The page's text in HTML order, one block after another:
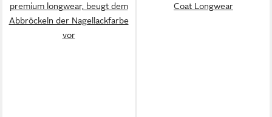
premium longwear, beugt dem
Abbröckeln der Nagellackfarbe
vor
Coat Longwear